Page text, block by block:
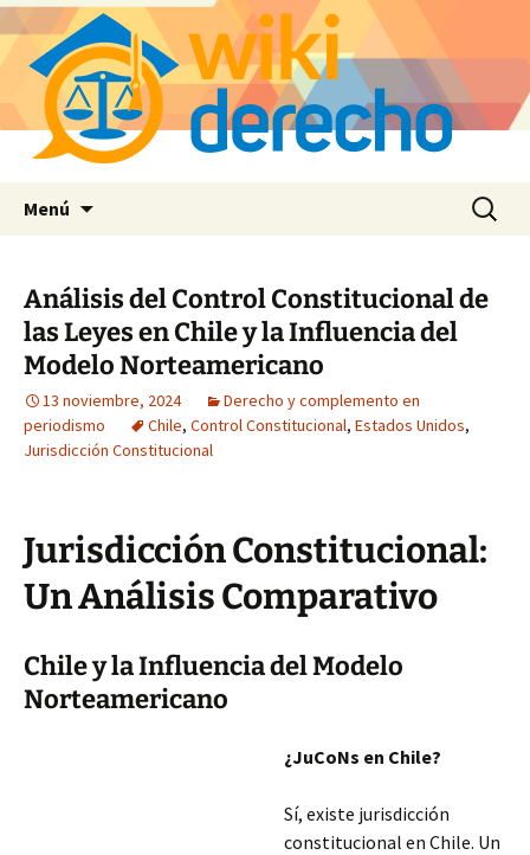
Menú Buscar:
Análisis del Control Constitucional de
las Leyes en Chile y la Influencia del
Modelo Norteamericano
13 noviembre, 2024
Derecho y complemento en
periodismo
Chile, Control Constitucional, Estados Unidos,
Jurisdicción Constitucional
Jurisdicción Constitucional:
Un Análisis Comparativo
Chile y la Influencia del Modelo
Norteamericano
¿JuCoNs en Chile?
Sí, existe jurisdicción
constitucional en Chile. Un